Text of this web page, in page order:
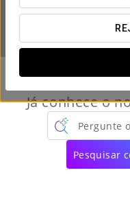
QUANDO QUER
Já conhece o
Pergunte
Pesquisar